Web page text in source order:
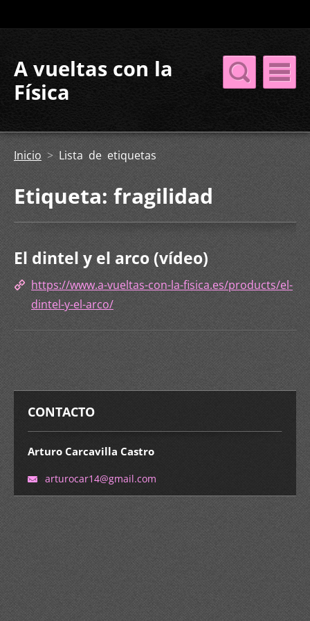
A vueltas con la
Física
Inicio > Lista de etiquetas
Etiqueta: fragilidad
El dintel y el arco (vídeo)
https://www.a-vueltas-con-la-fisica.es/products/el-
dintel-y-el-arco/
CONTACTO
Arturo Carcavilla Castro
arturocar14@gmail.com